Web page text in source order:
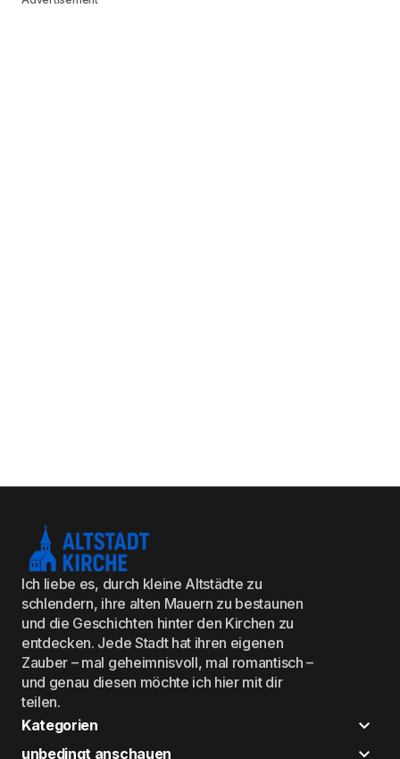
Ich liebe es, durch kleine Altstädte zu
schlendern, ihre alten Mauern zu bestaunen
und die Geschichten hinter den Kirchen zu
entdecken. Jede Stadt hat ihren eigenen
Zauber – mal geheimnisvoll, mal romantisch –
und genau diesen möchte ich hier mit dir
teilen.
Kategorien
unbedingt anschauen